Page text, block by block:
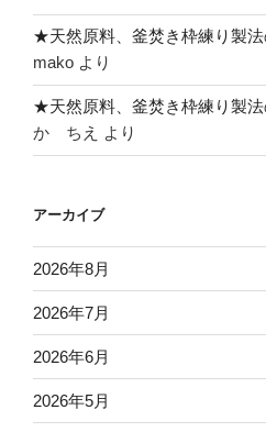
★天然原料、釜焚き枠練り製法
mako より
★天然原料、釜焚き枠練り製法
か ちえ
より
アーカイブ
2026年8月
2026年7月
2026年6月
2026年5月